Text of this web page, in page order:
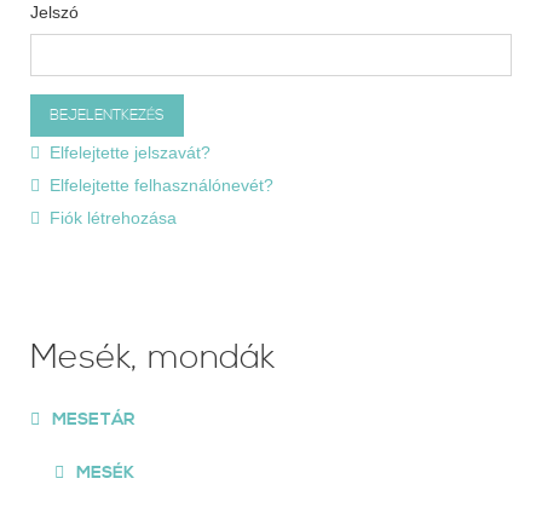
Jelszó
Elfelejtette jelszavát?
Elfelejtette felhasználónevét?
Fiók létrehozása
Mesék, mondák
MESETÁR
MESÉK